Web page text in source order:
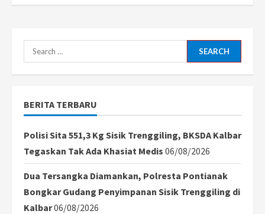
Search
for:
BERITA TERBARU
Polisi Sita 551,3 Kg Sisik Trenggiling, BKSDA Kalbar
Tegaskan Tak Ada Khasiat Medis 06/08/2026
Dua Tersangka Diamankan, Polresta Pontianak
Bongkar Gudang Penyimpanan Sisik Trenggiling di
Kalbar06/08/2026